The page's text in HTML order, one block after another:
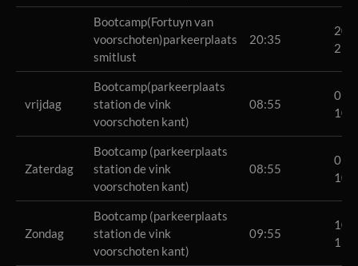
Bootcamp(Fortuyn van
voorschoten)parkeerplaats
smitlust
20:35
vrijdag
Bootcamp(parkeerplaats
station de vink
voorschoten kant)
08:55
Zaterdag
Bootcamp (parkeerplaats
station de vink
voorschoten kant)
08:55
Zondag
Bootcamp (parkeerplaats
station de vink
voorschoten kant)
09:55